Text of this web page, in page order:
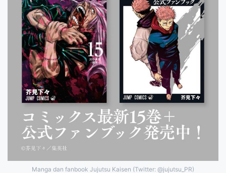
Manga dan fanbook Jujutsu Kaisen (Twitter: @jujutsu_PR)